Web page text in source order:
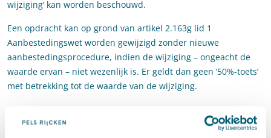
wijziging’ kan worden beschouwd.
Een opdracht kan op grond van artikel 2.163g lid 1
Aanbestedingswet worden gewijzigd zonder nieuwe
aanbestedingsprocedure, indien de wijziging – ongeacht de
waarde ervan – niet wezenlijk is. Er geldt dan geen ‘50%-toets’
met betrekking tot de waarde van de wijziging.
economisch evenwicht